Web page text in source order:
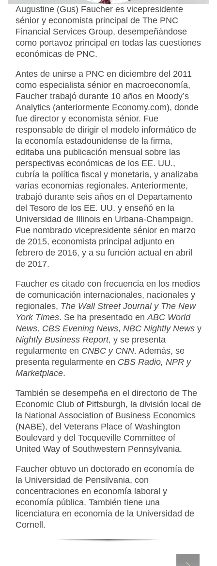
Augustine (Gus) Faucher es vicepresidente
sénior y economista principal de The PNC
Financial Services Group, desempeñándose
como portavoz principal en todas las cuestiones
económicas de PNC.
Antes de unirse a PNC en diciembre del 2011
como especialista sénior en macroeconomía,
Faucher trabajó durante 10 años en Moody’s
Analytics (anteriormente Economy.com), donde
fue director y economista sénior. Fue
responsable de dirigir el modelo informático de
la economía estadounidense de la firma,
editaba una publicación mensual sobre las
perspectivas económicas de los EE. UU.,
cubría la política fiscal y monetaria, y analizaba
varias economías regionales. Anteriormente,
trabajó durante seis años en el Departamento
del Tesoro de los EE. UU. y enseñó en la
Universidad de Illinois en Urbana-Champaign.
Fue nombrado vicepresidente sénior en marzo
de 2015, economista principal adjunto en
febrero de 2016, y a su función actual en abril
de 2017.
Faucher es citado con frecuencia en los medios
de comunicación internacionales, nacionales y
regionales, The Wall Street Journal y The New
York Times. Se ha presentado en ABC World
News, CBS Evening News, NBC Nightly News y
Nightly Business Report, y se presenta
regularmente en CNBC y CNN. Además, se
presenta regularmente en CBS Radio, NPR y
Marketplace.
También se desempeña en el directorio de The
Economic Club of Pittsburgh, la división local de
la National Association of Business Economics
(NABE), del Veterans Place of Washington
Boulevard y del Tocqueville Committee of
United Way of Southwestern Pennsylvania.
Faucher obtuvo un doctorado en economía de
la Universidad de Pensilvania, con
concentraciones en economía laboral y
economía pública. También tiene una
licenciatura en economía de la Universidad de
Cornell.